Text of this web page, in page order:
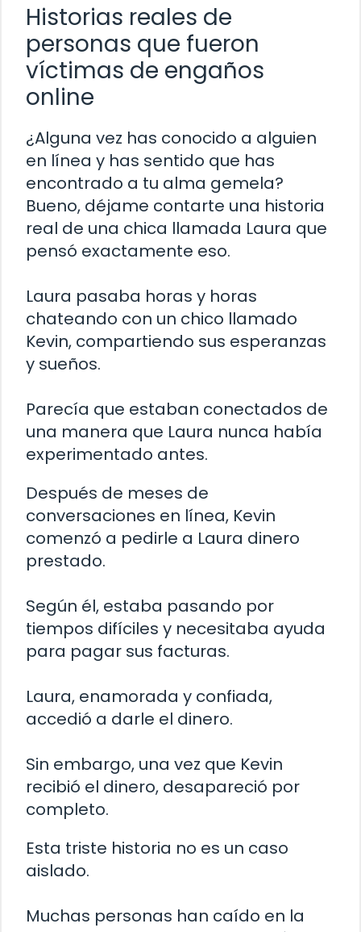
Historias reales de
personas que fueron
víctimas de engaños
online
¿Alguna vez has conocido a alguien
en línea y has sentido que has
encontrado a tu alma gemela?
Bueno, déjame contarte una historia
real de una chica llamada Laura que
pensó exactamente eso.
Laura pasaba horas y horas
chateando con un chico llamado
Kevin, compartiendo sus esperanzas
y sueños.
Parecía que estaban conectados de
una manera que Laura nunca había
experimentado antes.
Después de meses de
conversaciones en línea, Kevin
comenzó a pedirle a Laura dinero
prestado.
Según él, estaba pasando por
tiempos difíciles y necesitaba ayuda
para pagar sus facturas.
Laura, enamorada y confiada,
accedió a darle el dinero.
Sin embargo, una vez que Kevin
recibió el dinero, desapareció por
completo.
Esta triste historia no es un caso
aislado.
Muchas personas han caído en la